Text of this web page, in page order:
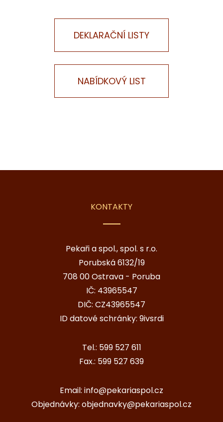
DEKLARAČNÍ LISTY
NABÍDKOVÝ LIST
KONTAKTY
Pekaři a spol., spol. s r.o.
Porubská 6132/19
708 00 Ostrava - Poruba
IČ: 43965547
DIČ: CZ43965547
ID datové schránky: 9ivsrdi
Tel.: 599 527 611
Fax.: 599 527 639
Email: info@pekariaspol.cz
Objednávky: objednavky@pekariaspol.cz